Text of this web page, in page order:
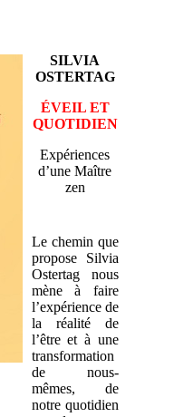
SILVIA
OSTERTAG
ÉVEIL ET
QUOTIDIEN
Expériences
d’une Maître
zen
Le chemin que
propose Silvia
Ostertag nous
mène à faire
l’expérience de
la réalité de
l’être et à une
transformation
de nous-
mêmes, de
notre quotidien